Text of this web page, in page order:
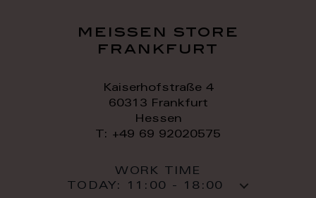
meissen store
frankfurt
Kaiserhofstraße 4
60313 Frankfurt
Hessen
T: +49 69 92020575
WORK TIME
TODAY:
11:00 - 18:00